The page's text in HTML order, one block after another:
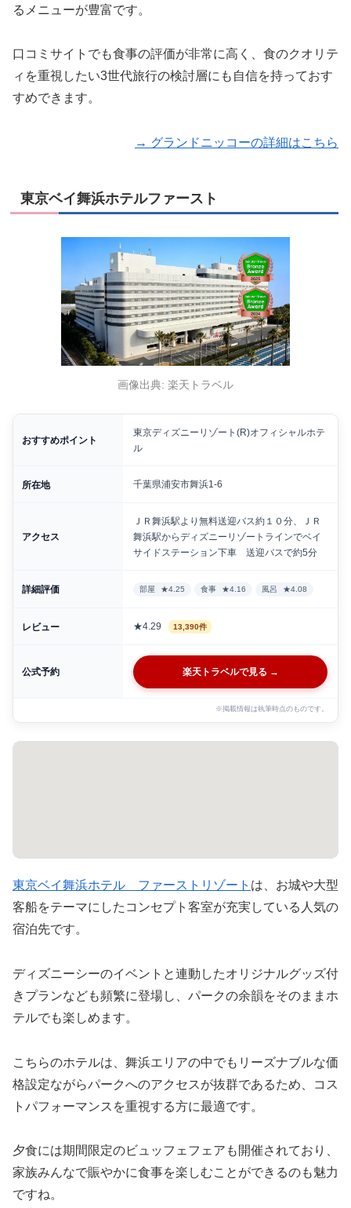
るメニューが豊富です。
口コミサイトでも食事の評価が非常に高く、食のクオリテ
ィを重視したい3世代旅行の検討層にも自信を持っておす
すめできます。
→ グランドニッコーの詳細はこちら
東京ベイ舞浜ホテルファースト
画像出典: 楽天トラベル
おすすめポイント
東京ディズニーリゾート(R)オフィシャルホテ
ル
所在地 千葉県浦安市舞浜1-6
アクセス
ＪＲ舞浜駅より無料送迎バス約１０分、ＪＲ
舞浜駅からディズニーリゾートラインでベイ
サイドステーション下車 送迎バスで約5分
詳細評価 部屋 ★4.25 食事 ★4.16 風呂 ★4.08
レビュー ★4.29 13,390件
公式予約 楽天トラベルで見る →
※掲載情報は執筆時点のものです。
東京ベイ舞浜ホテル ファーストリゾート は、お城や大型
客船をテーマにしたコンセプト客室が充実している人気の
宿泊先です。
ディズニーシーのイベントと連動したオリジナルグッズ付
きプランなども頻繁に登場し、パークの余韻をそのままホ
テルでも楽しめます。
こちらのホテルは、舞浜エリアの中でもリーズナブルな価
格設定ながらパークへのアクセスが抜群であるため、コス
トパフォーマンスを重視する方に最適です。
夕食には期間限定のビュッフェフェアも開催されており、
家族みんなで賑やかに食事を楽しむことができるのも魅力
ですね。